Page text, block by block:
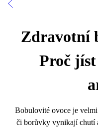
Zdravotní
Proč
Bobulovité ovoce je
či borůvky vynikají chutí